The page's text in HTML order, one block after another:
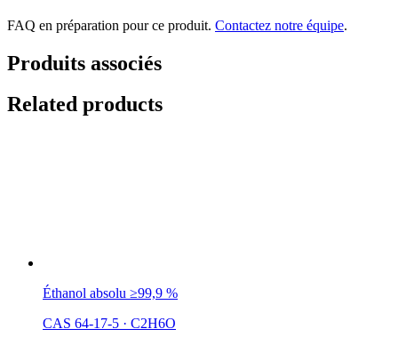
FAQ en préparation pour ce produit. Contactez notre équipe.
Produits associés
Related products
Éthanol absolu ≥99,9 %
CAS 64-17-5 · C2H6O